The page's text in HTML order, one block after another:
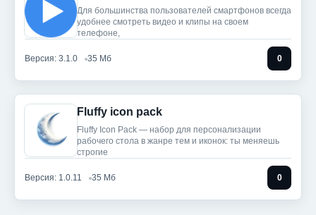
Для большинства пользователей смартфонов всегда
удобнее смотреть видео и клипы на своем
телефоне,
Версия: 3.1.0 35 Мб 0
Fluffy icon pack
Fluffy Icon Pack — набор для персонализации
рабочего стола в жанре тем и иконок: ты меняешь
строгие
Версия: 1.0.11 35 Мб 0